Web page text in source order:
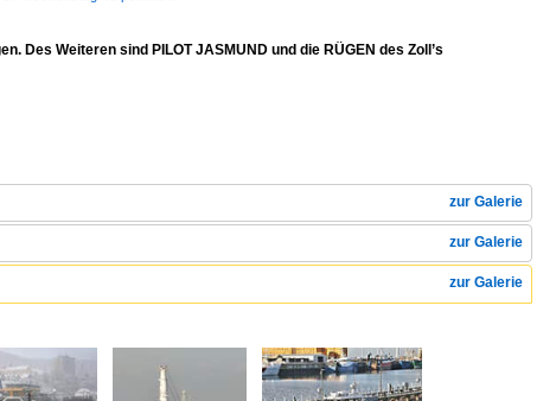
Des Weiteren sind PILOT JASMUND und die RÜGEN des Zoll’s
zur Galerie
zur Galerie
zur Galerie